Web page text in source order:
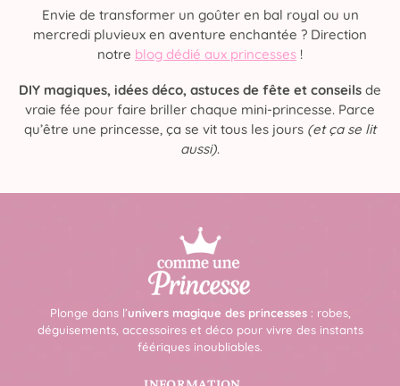
Envie de transformer un goûter en bal royal ou un
mercredi pluvieux en aventure enchantée ? Direction
notre blog dédié aux princesses !
DIY magiques, idées déco, astuces de fête et conseils de
vraie fée pour faire briller chaque mini-princesse. Parce
qu’être une princesse, ça se vit tous les jours (et ça se lit
aussi).
Plonge dans l’univers magique des princesses: robes,
déguisements, accessoires et déco pour vivre des instants
féériques inoubliables.